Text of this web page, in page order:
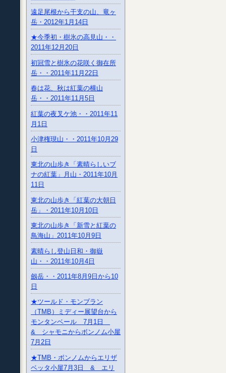
遠足尾根から干支の山、竜ヶ
岳・2012年1月14日
★今季初・樹氷の高見山・・
2011年12月20日
初冠雪と樹氷の花咲く御在所
岳・・2011年11月22日
春は花、秋は紅葉の横山
岳・・2011年11月5日
紅葉の夜叉ケ池・・2011年11
月1日
小津権現山・・2011年10月29
日
東北の山歩き「素晴らしいブ
ナの紅葉」月山・2011年10月
11日
東北の山歩き「紅葉の大朝日
岳」・2011年10月10日
東北の山歩き「新雪と紅葉の
鳥海山」2011年10月9日
素晴らし登山日和・御嶽
山・・2011年10月4日
劔岳・・2011年8月9日から10
日
★ツールド・モンブラン
（TMB）ミディー展望台から
モンタンベール 7月1日
& シャモニからボンノム小屋
7月2日
★TMB・ボンノムからエリザ
ベッタ小屋7月3日 & エリ